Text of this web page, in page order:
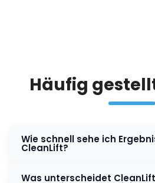
Häufig
Wie schnell sehe ich
CleanLift?
Oft sehen Sie den Unterschied
Was unterscheidet